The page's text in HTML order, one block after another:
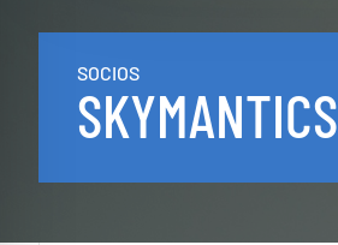
SOCIOS
SKYMANTICS